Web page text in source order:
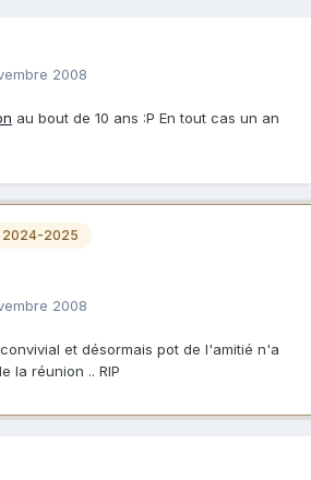
2008
au bout de 10 ans :P En tout cas un an
2024-2025
2008
et désormais pot de l'amitié n'a
la réunion .. RIP